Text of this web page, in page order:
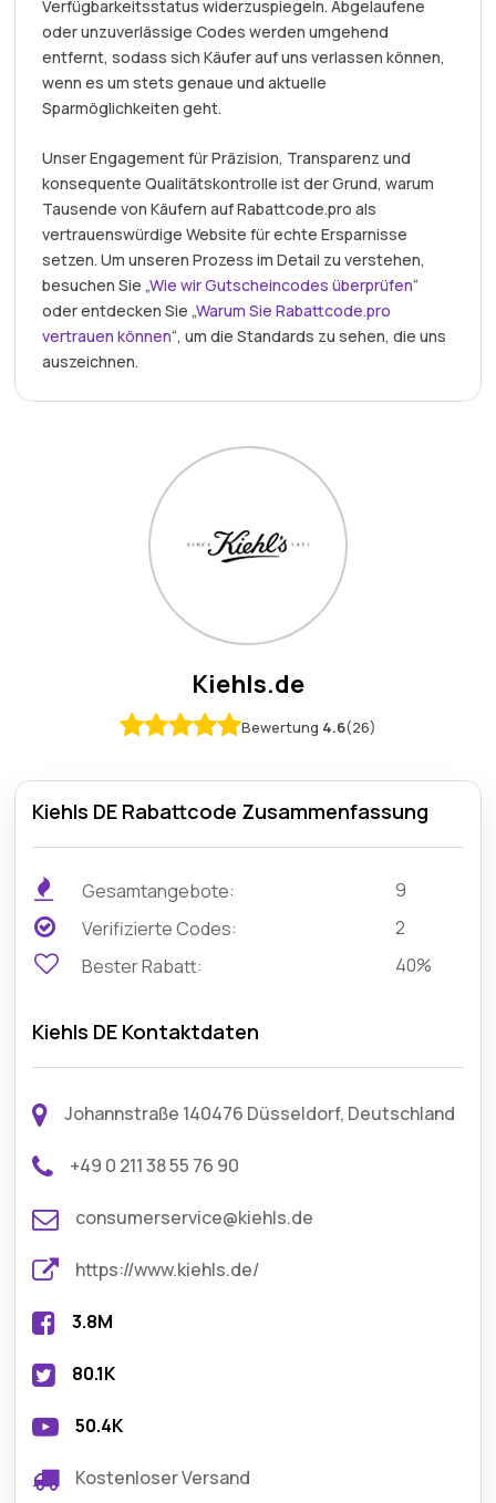
Verfügbarkeitsstatus widerzuspiegeln. Abgelaufene
oder unzuverlässige Codes werden umgehend
entfernt, sodass sich Käufer auf uns verlassen können,
wenn es um stets genaue und aktuelle
Sparmöglichkeiten geht.
Unser Engagement für Präzision, Transparenz und
konsequente Qualitätskontrolle ist der Grund, warum
Tausende von Käufern auf Rabattcode.pro als
vertrauenswürdige Website für echte Ersparnisse
setzen. Um unseren Prozess im Detail zu verstehen,
besuchen Sie „Wie wir Gutscheincodes überprüfen“
oder entdecken Sie „Warum Sie Rabattcode.pro
vertrauen können“, um die Standards zu sehen, die uns
auszeichnen.
Kiehls.de
Bewertung 4.6(26)
Kiehls DE Rabattcode Zusammenfassung
Gesamtangebote:
9
Verifizierte Codes:
2
Bester Rabatt:
40%
Kiehls DE Kontaktdaten
Johannstraße 140476 Düsseldorf, Deutschland
+49 0 211 38 55 76 90
consumerservice@kiehls.de
https://www.kiehls.de/
3.8M
80.1K
50.4K
Kostenloser Versand